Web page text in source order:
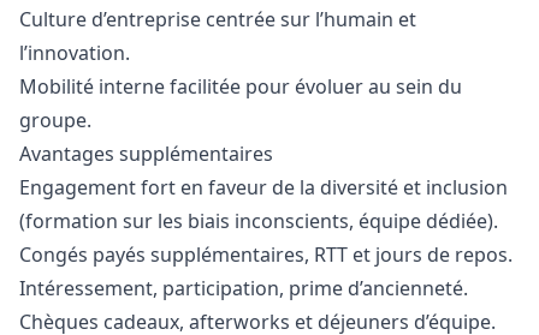
Culture d’entreprise centrée sur l’humain et
l’innovation.
Mobilité interne facilitée pour évoluer au sein du
groupe.
Avantages supplémentaires
Engagement fort en faveur de la diversité et inclusion
(formation sur les biais inconscients, équipe dédiée).
Congés payés supplémentaires, RTT et jours de repos.
Intéressement, participation, prime d’ancienneté.
Chèques cadeaux, afterworks et déjeuners d’équipe.